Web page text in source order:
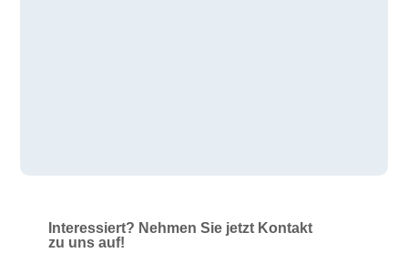
Interessiert? Nehmen Sie jetzt Kontakt
zu uns auf!